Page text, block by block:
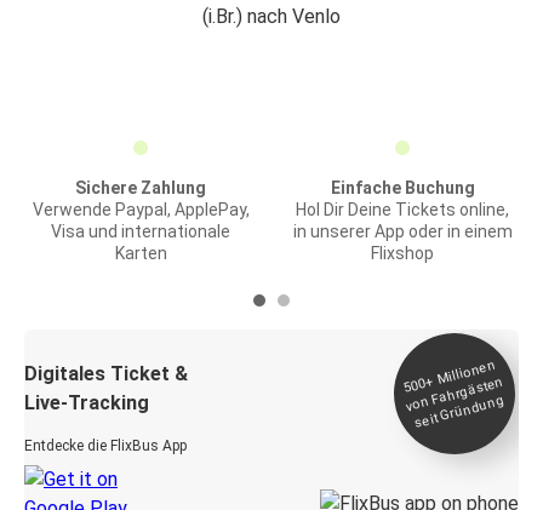
(i.Br.) nach Venlo
Sichere Zahlung
Verwende Paypal, ApplePay,
Visa und internationale
Karten
Einfache Buchung
Hol Dir Deine Tickets online,
in unserer App oder in einem
Flixshop
Digitales Ticket &
Live-Tracking
Entdecke die FlixBus App
500+
Millionen
von Fahrgästen
seit
Gründung